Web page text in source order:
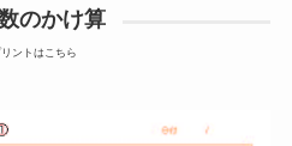
のかけ算
ントはこちら